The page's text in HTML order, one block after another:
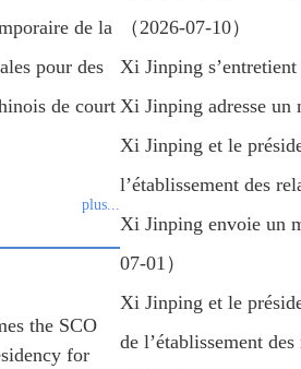
de la
pour des
de court
plus...
the SCO
for
（2026-07-10）
Xi Jinping
Xi Jinping adresse un
Xi Jinping et le
l’établissement des
Xi Jinping envoie un
07-01）
Xi Jinping et le
de l’établissement